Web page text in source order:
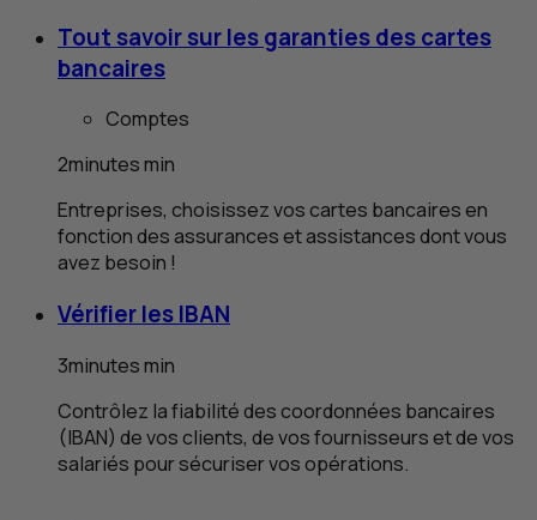
Tout savoir sur les garanties des cartes
bancaires
Comptes
2minutesmin
Entreprises, choisissez vos cartes bancaires en
fonction des assurances et assistances dont vous
avez besoin !
Vérifier les IBAN
3minutesmin
Contrôlez la fiabilité des coordonnées bancaires
(IBAN) de vos clients, de vos fournisseurs et de vos
salariés pour sécuriser vos opérations.